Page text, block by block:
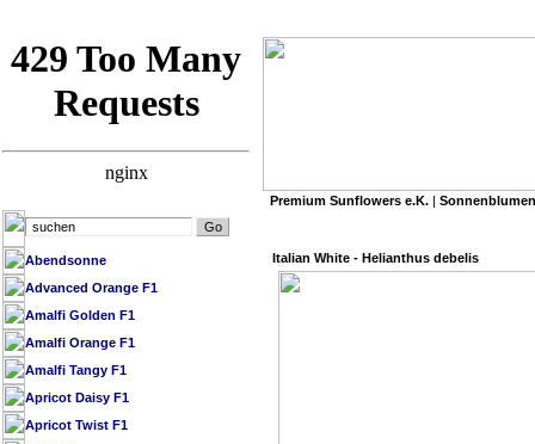
Premium Sunflowers e.K. |
Abendsonne
Advanced Orange F1
Amalfi Golden F1
Amalfi Orange F1
Amalfi Tangy F1
Apricot Daisy F1
Apricot Twist F1
Italian White - Helianthus debelis